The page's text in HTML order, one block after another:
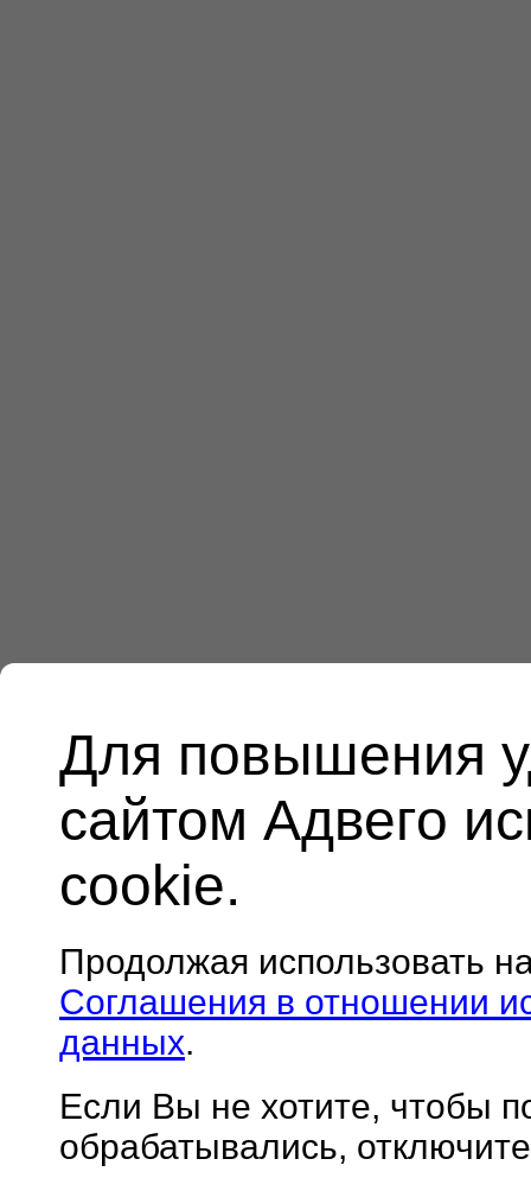
Для повышения
сайтом Адвего
cookie.
Продолжая использовать
Соглашения в отношении
данных.
Если Вы не хотите, чтобы
обрабатывались,